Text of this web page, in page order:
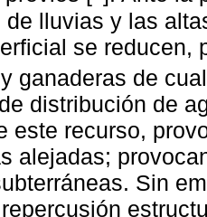
de lluvias y las
se reducen,
ganaderas de
distribución de
este recurso,
alejadas;
Sin